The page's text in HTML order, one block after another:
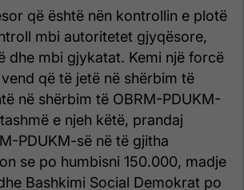
që është nën kontrollin e plotë
mbi autoritetet gjyqësore,
dhe mbi gjykatat. Kemi një forcë
që të jetë në shërbim të
në shërbim të OBRM-PDUKM-
e njeh këtë, prandaj
PDUKM-së në të gjitha
se po humbisni 150.000, madje
Bashkimi Social Demokrat po